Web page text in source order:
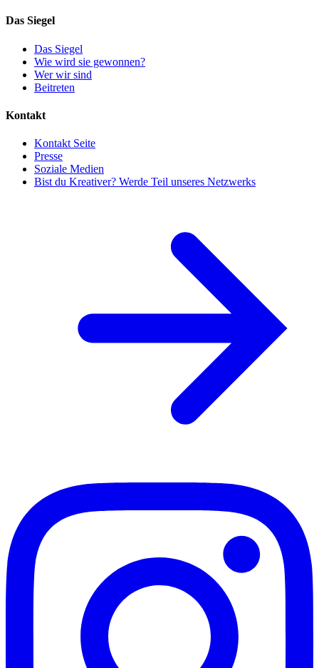
Das Siegel
Das Siegel
Wie wird sie gewonnen?
Wer wir sind
Beitreten
Kontakt
Kontakt Seite
Presse
Soziale Medien
Bist du Kreativer? Werde Teil unseres Netzwerks